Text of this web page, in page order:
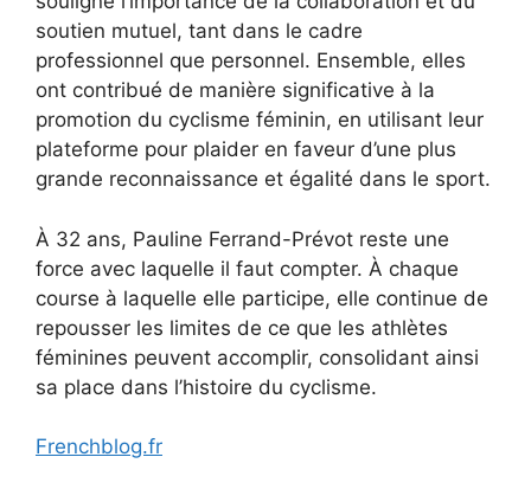
soutien mutuel, tant dans le cadre
professionnel que personnel. Ensemble, elles
ont contribué de manière significative à la
promotion du cyclisme féminin, en utilisant leur
plateforme pour plaider en faveur d’une plus
grande reconnaissance et égalité dans le sport.
À 32 ans, Pauline Ferrand-Prévot reste une
force avec laquelle il faut compter. À chaque
course à laquelle elle participe, elle continue de
repousser les limites de ce que les athlètes
féminines peuvent accomplir, consolidant ainsi
sa place dans l’histoire du cyclisme.
Frenchblog.fr